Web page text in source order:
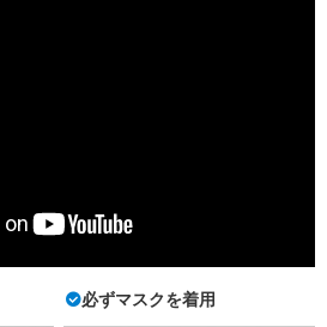
必ずマスクを着用